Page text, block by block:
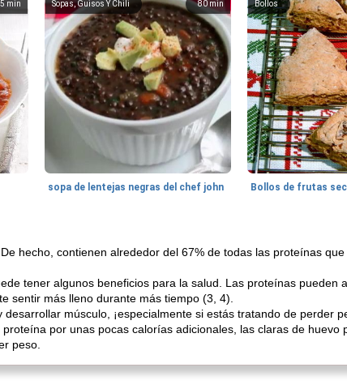
min 80 min
Sopas, Guisos Y Chili
sopa de lentejas negras del chef john
Bollos
Bollos de frutas
hecho, contienen alrededor del 67% de todas las proteínas que
tener algunos beneficios para la salud. Las proteínas pueden
sentir más lleno durante más tiempo (3, 4).
músculo, ¡especialmente si estás tratando de perder
por unas pocas calorías adicionales, las claras de huevo
peso.